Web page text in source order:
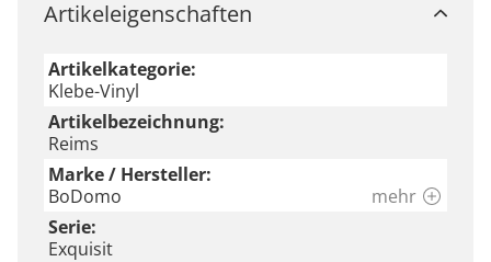
Artikeleigenschaften
Artikelkategorie:
Klebe-Vinyl
Artikelbezeichnung:
Reims
Marke / Hersteller:
BoDomo
mehr
Serie:
Exquisit